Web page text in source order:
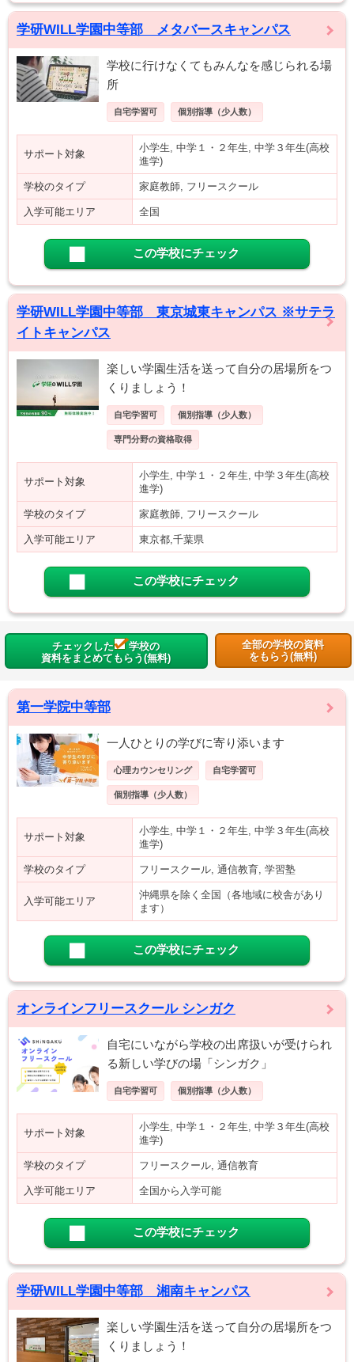
学研WILL学園中等部 メタバースキャンパス
学校に行けなくてもみんなを感じられる場
所
自宅学習可 個別指導（少人数）
サポート対象
小学生, 中学１・２年生, 中学３年生(高校
進学)
学校のタイプ 家庭教師, フリースクール
入学可能エリア 全国
この学校にチェック
学研WILL学園中等部 東京城東キャンパス ※サテラ
イトキャンパス
楽しい学園生活を送って自分の居場所をつ
くりましょう！
自宅学習可 個別指導（少人数）
専門分野の資格取得
サポート対象
小学生, 中学１・２年生, 中学３年生(高校
進学)
学校のタイプ 家庭教師, フリースクール
入学可能エリア 東京都,千葉県
この学校にチェック
チェックした
学校の
資料をまとめてもらう(無料)
全部の学校の資料
をもらう(無料)
第一学院中等部
一人ひとりの学びに寄り添います
心理カウンセリング 自宅学習可
個別指導（少人数）
サポート対象
小学生, 中学１・２年生, 中学３年生(高校
進学)
学校のタイプ フリースクール, 通信教育, 学習塾
入学可能エリア
沖縄県を除く全国（各地域に校舎があり
ます）
この学校にチェック
オンラインフリースクール シンガク
自宅にいながら学校の出席扱いが受けられ
る新しい学びの場「シンガク」
自宅学習可 個別指導（少人数）
サポート対象
小学生, 中学１・２年生, 中学３年生(高校
進学)
学校のタイプ フリースクール, 通信教育
入学可能エリア 全国から入学可能
この学校にチェック
学研WILL学園中等部 湘南キャンパス
楽しい学園生活を送って自分の居場所をつ
くりましょう！